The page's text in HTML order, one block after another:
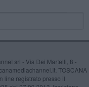
srl - Via Dei Martelli, 8 -
TOSCANA
line registrato presso il